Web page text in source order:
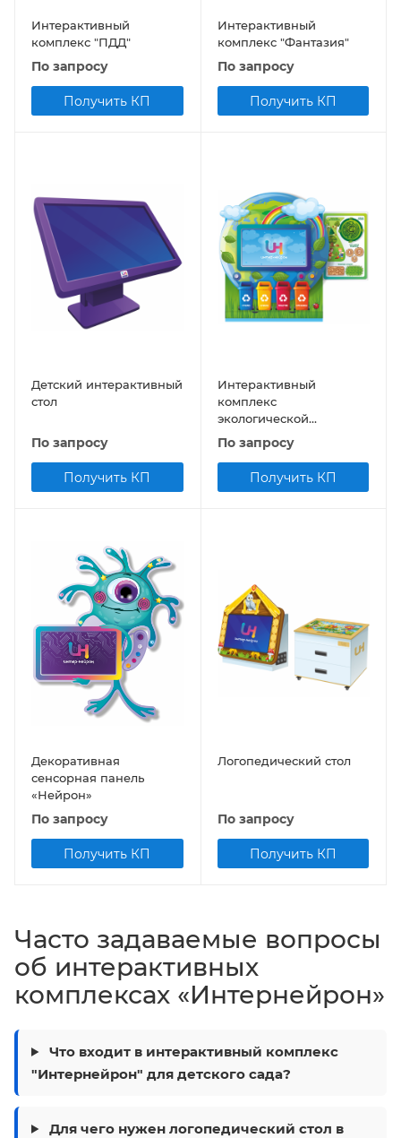
Интерактивный
комплекс "ПДД"
По запросу
Получить КП
Интерактивный
комплекс "Фантазия"
По запросу
Получить КП
Детский интерактивный
стол
По запросу
Получить КП
Интерактивный
комплекс
экологической
безопасности
По запросу
Получить КП
Декоративная
сенсорная панель
«Нейрон»
По запросу
Получить КП
Логопедический стол
По запросу
Получить КП
Часто задаваемые вопросы
об интерактивных
комплексах «Интернейрон»
Что входит в интерактивный комплекс
"Интернейрон" для детского сада?
Для чего нужен логопедический стол в